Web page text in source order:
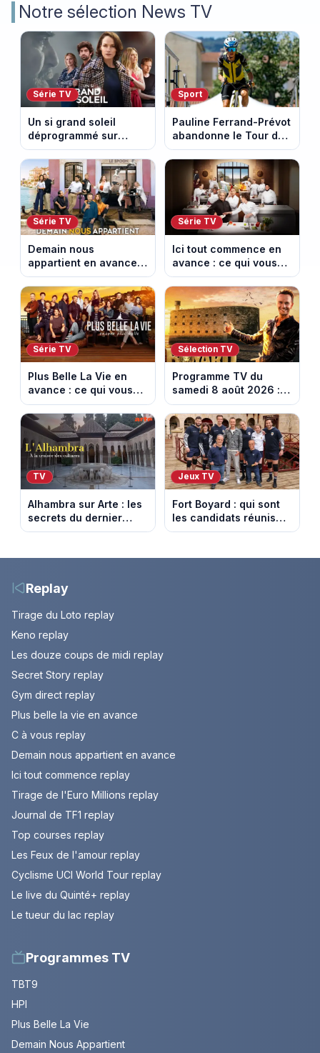
Notre sélection News TV
Série TV
Un si grand soleil
déprogrammé sur
France 3 : cinq
épisodes inédits
diffusés le 13 août
Sport
Pauline Ferrand-Prévot
abandonne le Tour de
France Femmes avant
la 8e étape
Série TV
Demain nous
appartient en avance :
ce qui vous attend la
semaine du 10 au 14
août 2026 (spoiler)
Série TV
Ici tout commence en
avance : ce qui vous
attend la semaine du
10 au 14 août 2026
(spoiler)
Série TV
Plus Belle La Vie en
avance : ce qui vous
attend la semaine du
10 au 14 août 2026
(spoiler)
Sélection TV
Programme TV du
samedi 8 août 2026 :
notre sélection pour
votre soirée télé
TV
Alhambra sur Arte : les
secrets du dernier
sultanat musulman
Jeux TV
Fort Boyard : qui sont
les candidats réunis
par Cyril Féraud ce
Replay
Tirage du Loto replay
Keno replay
Les douze coups de midi replay
Secret Story replay
Gym direct replay
Plus belle la vie en avance
C à vous replay
Demain nous appartient en avance
Ici tout commence replay
Tirage de l'Euro Millions replay
Journal de TF1 replay
Top courses replay
Les Feux de l'amour replay
Cyclisme UCI World Tour replay
Le live du Quinté+ replay
Le tueur du lac replay
Programmes TV
TBT9
HPI
Plus Belle La Vie
Demain Nous Appartient